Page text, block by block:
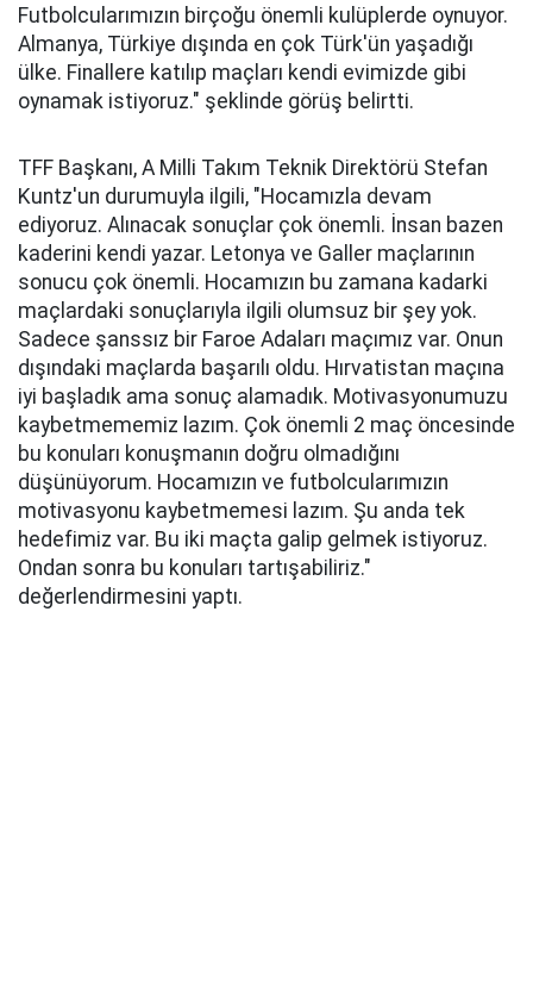
Futbolcularımızın birçoğu önemli kulüplerde oynuyor.
Almanya, Türkiye dışında en çok Türk'ün yaşadığı
ülke. Finallere katılıp maçları kendi evimizde gibi
oynamak istiyoruz." şeklinde görüş belirtti.
TFF Başkanı, A Milli Takım Teknik Direktörü Stefan
Kuntz'un durumuyla ilgili, "Hocamızla devam
ediyoruz. Alınacak sonuçlar çok önemli. İnsan bazen
kaderini kendi yazar. Letonya ve Galler maçlarının
sonucu çok önemli. Hocamızın bu zamana kadarki
maçlardaki sonuçlarıyla ilgili olumsuz bir şey yok.
Sadece şanssız bir Faroe Adaları maçımız var. Onun
dışındaki maçlarda başarılı oldu. Hırvatistan maçına
iyi başladık ama sonuç alamadık. Motivasyonumuzu
kaybetmememiz lazım. Çok önemli 2 maç öncesinde
bu konuları konuşmanın doğru olmadığını
düşünüyorum. Hocamızın ve futbolcularımızın
motivasyonu kaybetmemesi lazım. Şu anda tek
hedefimiz var. Bu iki maçta galip gelmek istiyoruz.
Ondan sonra bu konuları tartışabiliriz."
değerlendirmesini yaptı.